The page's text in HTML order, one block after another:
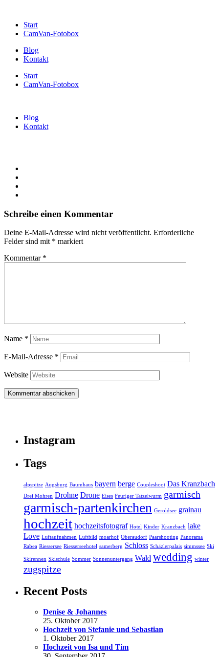
Start
CamVan-Fotobox
Blog
Kontakt
Start
CamVan-Fotobox
Blog
Kontakt
Schreibe einen Kommentar
Deine E-Mail-Adresse wird nicht veröffentlicht. Erforderliche
Felder sind mit * markiert
Kommentar *
Name *
E-Mail-Adresse *
Website
Instagram
Tags
alpspitze Augsburg Baumhaus bayern berge Coupleshoot Das Kranzbach
Drei Mohren Drohne Drone Eises Feuriger Tatzelwurm garmisch
garmisch-partenkirchen Geroldsee grainau
hochzeit hochzeitsfotograf Hotel Kinder Kranzbach lake
Love Luftaufnahmen Luftbild moarhof Oberaudorf Paarshooting Panorama
Rabea Riessersee Riesserseehotel samerberg Schloss Schäzlerpalais simmssee Ski
Skirennen Skischule Sommer Sonnenuntergang Wald wedding winter
zugspitze
Recent Posts
Denise & Johannes
25. Oktober 2017
Hochzeit von Stefanie und Sebastian
1. Oktober 2017
Hochzeit von Isa und Tim